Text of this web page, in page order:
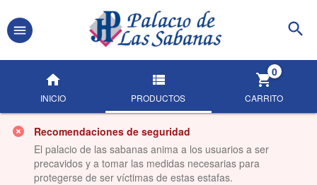
INICIO PRODUCTOS CARRITO
0
Recomendaciones de seguridad
El palacio de las sabanas anima a los usuarios a ser
precavidos y a tomar las medidas necesarias para
protegerse de ser víctimas de estas estafas.